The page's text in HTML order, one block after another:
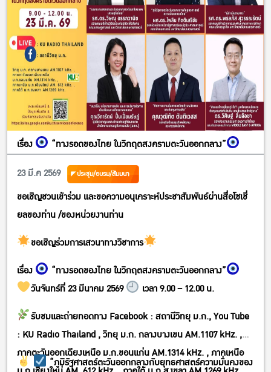
เรื่อง
“ทางรอดของไทย ในวิกฤตสงครามตะวันออกกลาง”
23 มี.ค 2569
ประชุม/อบรม/สัมมนา
ขอเชิญชวนเข้าร่วม และขอความอนุเคราะห์ประชาสัมพันธ์ผ่านสื่อโซเชี่
ยลของท่าน /ของหน่วยงานท่าน
ขอเชิญร่วมการเสวนาทางวิชาการ
เรื่อง
“ทางรอดของไทย ในวิกฤตสงครามตะวันออกกลาง”
วันจันทร์ที่ 23 มีนาคม 2569
เวลา 9.00 – 12.00 น.
รับชมและถ่ายทอดทาง Facebook : สถานีวิทยุ ม.ก., You Tube
: KU Radio Thailand , วิทยุ ม.ก. กลางบางเขน AM.1107 kHz. ,
ภาคตะวันออกเฉียงเหนือ ม.ก.ขอนแก่น AM.1314 kHz. , ภาคเหนือ
“ภูมิรัฐศาสตร์ตะวันออกกลางกับยุทธศาสตร์ความมั่นคงของ